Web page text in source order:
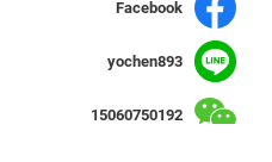
Facebook
yochen893
15060750192